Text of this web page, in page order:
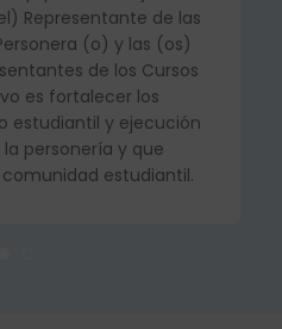
Representante de las
(o) y las (os)
de los Cursos
es fortalecer los
estudiantil y ejecución
personería y que
estudiantil.